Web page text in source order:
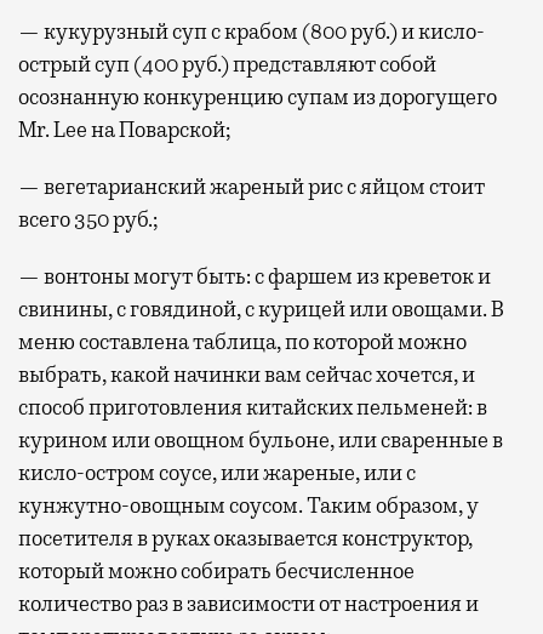
— кукурузный суп с крабом (800 руб.) и кисло-
острый суп (400 руб.) представляют собой
осознанную конкуренцию супам из дорогущего
Mr. Lee на Поварской;
— вегетарианский жареный рис с яйцом стоит
всего 350 руб.;
— вонтоны могут быть: с фаршем из креветок и
свинины, с говядиной, с курицей или овощами. В
меню составлена таблица, по которой можно
выбрать, какой начинки вам сейчас хочется, и
способ приготовления китайских пельменей: в
курином или овощном бульоне, или сваренные в
кисло-остром соусе, или жареные, или с
кунжутно-овощным соусом. Таким образом, у
посетителя в руках оказывается конструктор,
который можно собирать бесчисленное
количество раз в зависимости от настроения и